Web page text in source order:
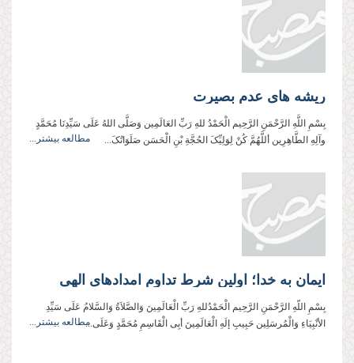
ريشه های عدم بصيرت
بِسْمِ اللَّهِ الرَّحْمَنِ الرَّحِيم الْحَمْدُ للهِ رَبِّ العَالَمِین وَصَلَّی اللهُ عَلَی سَیِّدِنَا مُحَمَّدٍ
وآلِهِ الطَّاهِرِین أللَّهُمَّ کُنْ لِوَلِیِّکَ الحُجَّةِ بْنِ الْحَسَن صَلَوَاتُکَ...
مطالعه بیشتر...
ايمان به خدا؛ اولين شرط تداوم امدادهای الهی
بِسْمِ اللّهِ الرَّحْمَنِ الرَّحِيم الْحَمْدُللهِ رَبِّ الْعَالَمِینَ وَالصَّلاَةُ وَالسَّلامُ عَلَی سَیِّدِ
الأنْبِیَاءِ وَالْمُرسَلِین حَبِیبِ إلَهِ الْعَالَمِینَ أبِی الْقَاسِمِ مُحَمَّدٍ وَعَلَی...مطالعه بیشتر...